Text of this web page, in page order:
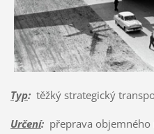
Typ:těžký strategický
Určení:přeprava objemného